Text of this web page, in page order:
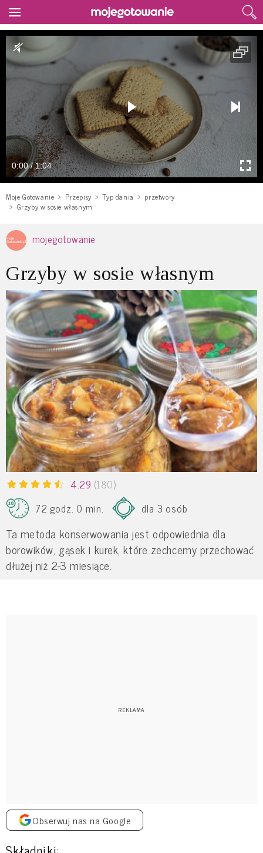
0:00 / 1:04
Moje Gotowanie Przepisy Typ dania
przetwory
Grzyby w sosie własnym
mojegotowanie
Grzyby w sosie własnym
4.29 (180)
72 godz. 0 min.
dla 3 osób
Ta metoda konserwowania jest odpowiednia dla
borowików, gąsek i kurek, które zechcemy przechować
dłużej niż 2-3 miesiące.
Obserwuj nas na Google